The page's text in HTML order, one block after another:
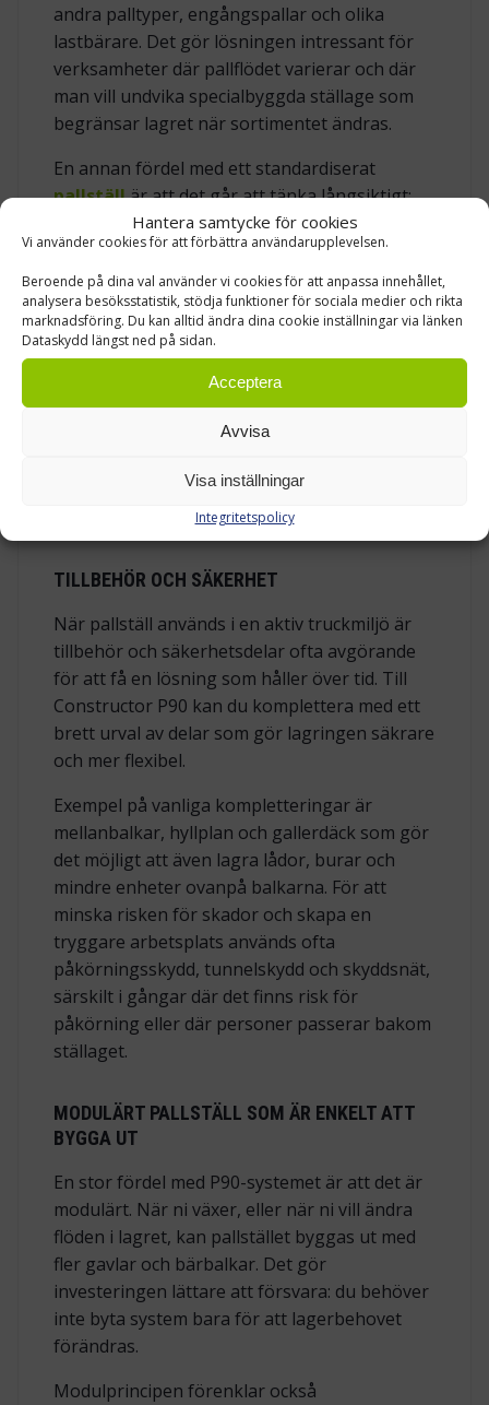
Hantera samtycke för cookies
Vi använder cookies för att förbättra användarupplevelsen.
Beroende på dina val använder vi cookies för att anpassa innehållet,
analysera besöksstatistik, stödja funktioner för sociala medier och rikta
marknadsföring. Du kan alltid ändra dina cookie inställningar via länken
Dataskydd längst ned på sidan.
Acceptera
Avvisa
Visa inställningar
Integritetspolicy
andra palltyper, engångspallar och olika
lastbärare. Det gör lösningen intressant för
verksamheter där pallflödet varierar och där
man vill undvika specialbyggda ställage som
begränsar lagret när sortimentet ändras.
En annan fördel med ett standardiserat
pallställär att det går att tänka långsiktigt:
du kan börja med en tydlig bas, och sedan
bygga ut, byta balknivåer eller komplettera
med funktioner när verksamheten förändras.
HÖJDJUSTERING I 50 MM-STEG GER FRIHET I
LAYOUTEN
I praktiken är det sällan alla pallar har samma
höjd över tid. Därför är det en stor fördel att
intervall. Du kan finjustera nivåerna efter dina
TILLBEHÖR OCH SÄKERHET
När pallställ används i en aktiv truckmiljö är
tillbehör och säkerhetsdelar ofta avgörande
för att få en lösning som håller över tid. Till
Constructor P90 kan du komplettera med ett
brett urval av delar som gör lagringen säkrare
och mer flexibel.
Exempel på vanliga kompletteringar är
mellanbalkar, hyllplan och gallerdäck som gör
det möjligt att även lagra lådor, burar och
mindre enheter ovanpå balkarna. För att
minska risken för skador och skapa en
tryggare arbetsplats används ofta
påkörningsskydd, tunnelskydd och skyddsnät,
särskilt i gångar där det finns risk för
påkörning eller där personer passerar bakom
ställaget.
MODULÄRT PALLSTÄLL SOM ÄR ENKELT ATT
BYGGA UT
En stor fördel med P90-systemet är att det är
modulärt. När ni växer, eller när ni vill ändra
flöden i lagret, kan pallstället byggas ut med
fler gavlar och bärbalkar. Det gör
investeringen lättare att försvara: du behöver
inte byta system bara för att lagerbehovet
förändras.
Modulprincipen förenklar också